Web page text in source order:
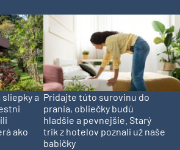
a
ako
Pridajte túto surovinu do
prania, obliečky budú
hladšie a pevnejšie. Starý
trik z hotelov poznali už naše
babičky